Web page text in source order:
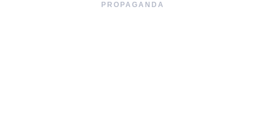
PROPAGANDA